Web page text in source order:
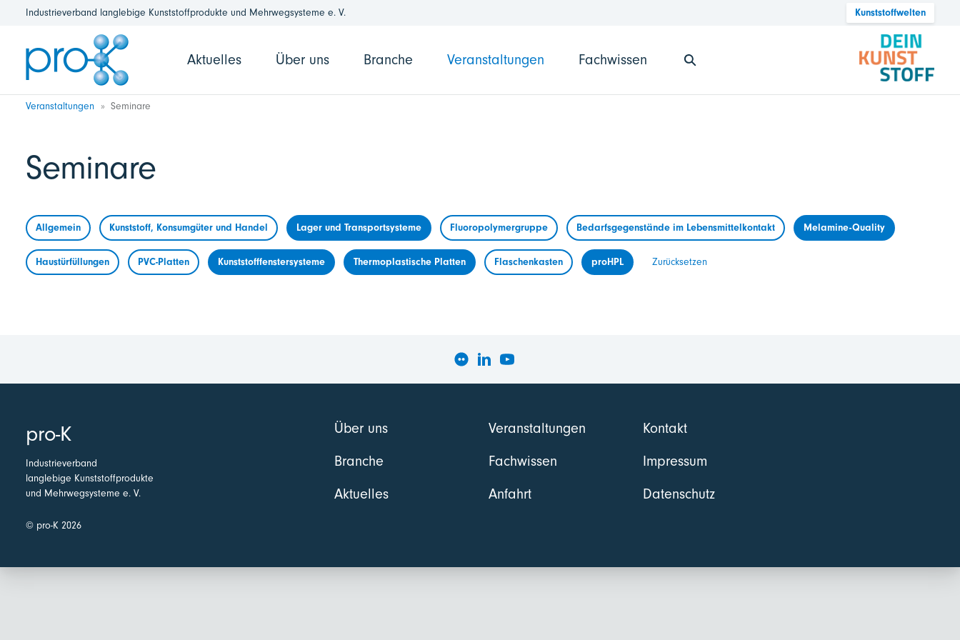
Industrieverband langlebige Kunststoffprodukte und Mehrwegsysteme e. V. Kunststoffwelten
Aktuelles Über uns Branche Veranstaltungen Fachwissen
Veranstaltungen Seminare
Seminare
Allgemein Kunststoff, Konsumgüter und Handel Lager und Transportsysteme Fluoropolymergruppe Bedarfsgegenstände im Lebensmittelkontakt Melamine-Quality
Haustürfüllungen PVC-Platten Kunststofffenstersysteme Thermoplastische Platten Flaschenkasten proHPL Zurücksetzen
pro-K
Industrieverband
langlebige Kunststoffprodukte
und Mehrwegsysteme e. V.
© pro-K 2026
Über uns
Branche
Aktuelles
Veranstaltungen
Fachwissen
Anfahrt
Kontakt
Impressum
Datenschutz